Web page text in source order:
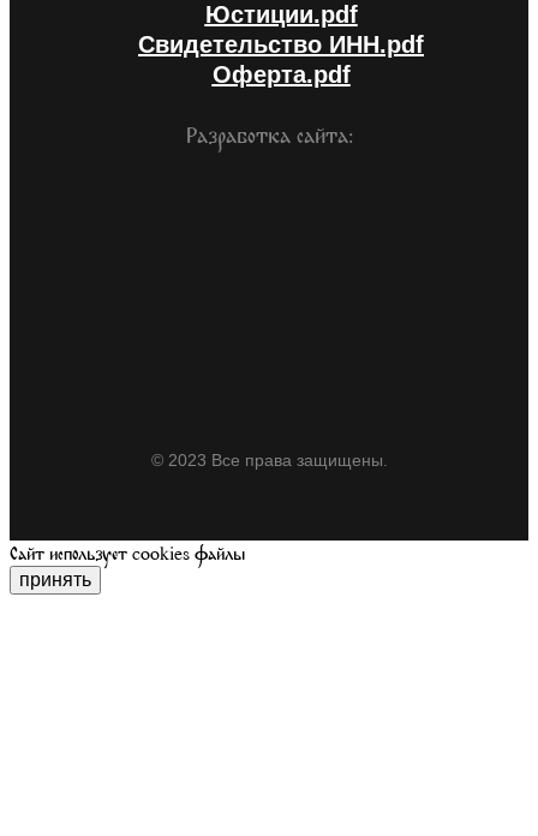
Юстиции.pdf
Свидетельство ИНН.pdf
Оферта.pdf
Разработка сайта:
© 2023 Все права защищены.
Сайт использует cookies файлы
принять